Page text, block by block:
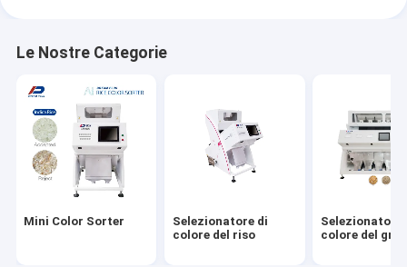
Vaglio di plastica
Selezionatore di colore del minerale metallifero
Vaglio di vetro
Selezionatore di colore del metallo
Le Nostre Categorie
Mini Color Sorter
Selezionatore di
colore del riso
Selezionatore
colore del